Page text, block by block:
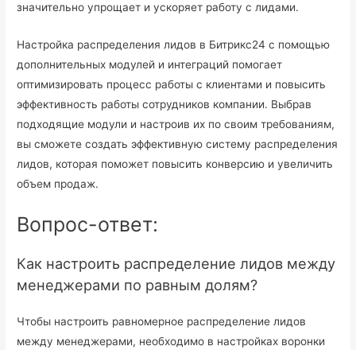
значительно упрощает и ускоряет работу с лидами.
Настройка распределения лидов в Битрикс24 с помощью
дополнительных модулей и интеграций помогает
оптимизировать процесс работы с клиентами и повысить
эффективность работы сотрудников компании. Выбрав
подходящие модули и настроив их по своим требованиям,
вы сможете создать эффективную систему распределения
лидов, которая поможет повысить конверсию и увеличить
объем продаж.
Вопрос-ответ:
Как настроить распределение лидов между
менеджерами по равным долям?
Чтобы настроить равномерное распределение лидов
между менеджерами, необходимо в настройках воронки